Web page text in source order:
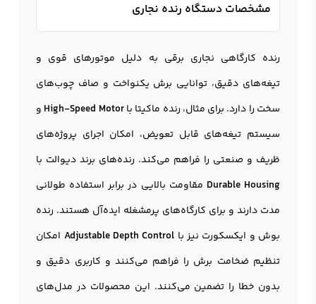
مشخصات دستگاه رنده نجاری
رنده کارگاهی نجاری برقی به دلیل موتورهای قوی و
تیغه‌های دقیق، توانایی برش یکنواخت و صاف چوب‌های
سخت را دارد. برای مثال، رنده ماکیتا باHigh-Speed Motor و
سیستم تیغه‌های قابل تعویض، امکان اجرای پروژه‌های
ظریف و صنعتی را فراهم می‌کند. رنده‌های برند دیوالت با
Durable Housing مقاومت بالایی در برابر استفاده طولانی
مدت دارند و برای کارگاه‌های پرمشغله ایده‌آل هستند. رنده
بوش و ایکسکورت نیز با Adjustable Depth Control امکان
تنظیم ضخامت برش را فراهم می‌کنند و کاربری دقیق و
بدون خطا را تضمین می‌کنند. این محصولات در مدل‌های